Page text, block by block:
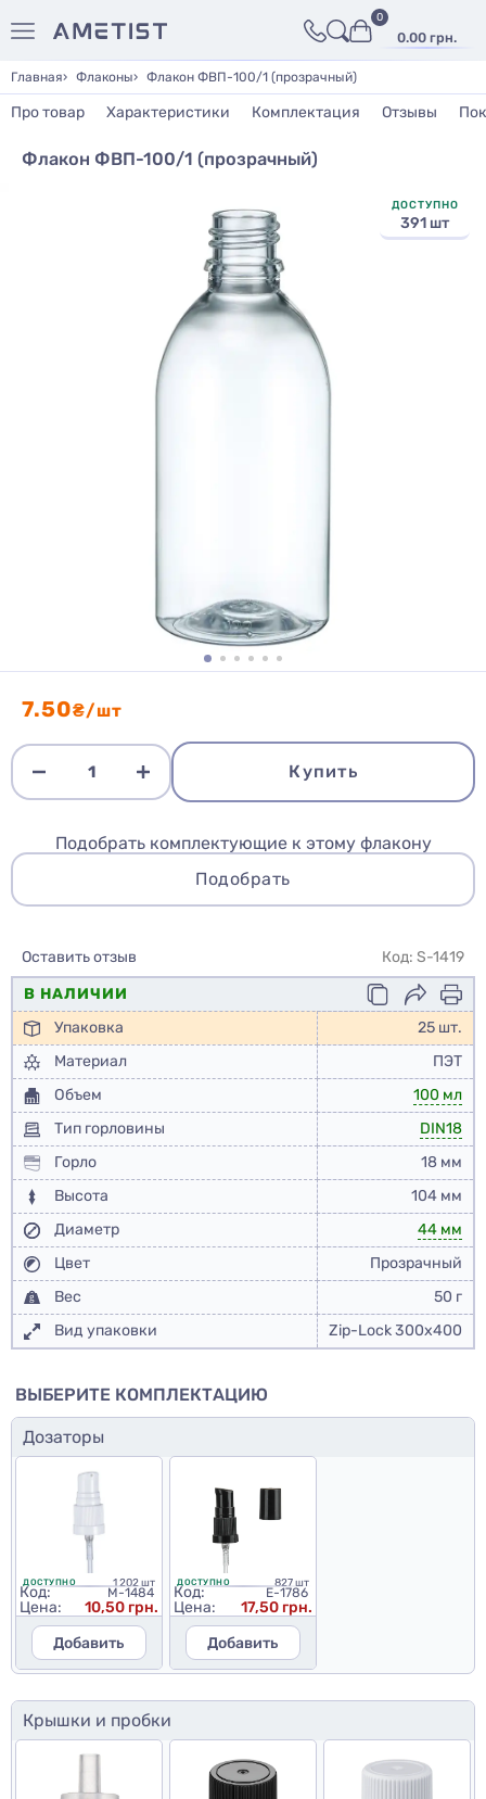
0.00 грн.
0
Главная Флаконы Флакон ФВП-100/1 (прозрачный)
Про товар Характеристики Комплектация Отзывы
Флакон ФВП-100/1 (прозрачный)
ДОСТУПНО
391 шт
7.50₴/шт
Купить
Подобрать комплектующие к этому флакону
Подобрать
Оставить отзыв
Код: S-1419
В НАЛИЧИИ
Упаковка
25 шт.
Материал
ПЭТ
Объем
100 мл
Тип горловины
DIN18
Горло
18 мм
Высота
104 мм
Диаметр
44 мм
Цвет
Прозрачный
Вес
50 г
Вид упаковки
Zip-Lock 300x400
ВЫБЕРИТЕ КОМПЛЕКТАЦИЮ
Дозаторы
ДОСТУПНО 1 202 шт
Код: M-1484
Цена:
10,50 грн.
Добавить
ДОСТУПНО 827 шт
Код: E-1786
Цена:
17,50 грн.
Добавить
Крышки и пробки